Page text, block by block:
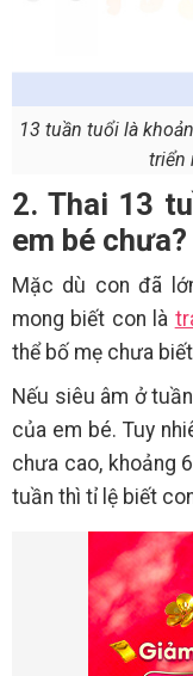
13 tuần tuổi là
triển
2. Thai 13
em bé chưa?
Mặc dù con đã
mong biết con là
thể bố mẹ chưa
Nếu siêu âm ở
của em bé. Tuy
chưa cao, khoảng
tuần thì tỉ lệ biết